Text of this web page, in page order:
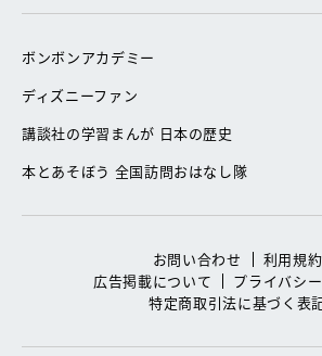
ボンボンアカデミー
ディズニーファン
講談社の学習まんが 日本の歴史
本とあそぼう 全国訪問おはなし隊
お問い合わせ
利用規約
広告掲載について
プライバシ
特定商取引法に基づく表